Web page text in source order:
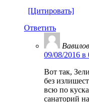
[Цитировать]
Ответить
09/08/2016 в
Вот так,
без
всю по
санаторий